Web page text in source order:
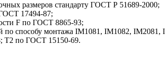
размеров стандарту ГОСТ Р 51689-2000;
17494-87;
F по ГОСТ 8865-93;
по способу монтажа IM1081, IM1082,
Т2 по ГОСТ 15150-69.